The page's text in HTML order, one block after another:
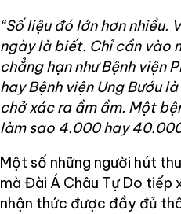
“Số liệu đó lớn hơn nhiều.
ngày là biết. Chỉ cần vào
chẳng hạn như Bệnh viện
hay Bệnh viện Ung Bướu
chở xác ra ầm ầm. Một
làm sao 4.000 hay
Một số những người hút
mà Đài Á Châu Tự Do tiếp
nhận thức được đầy đủ